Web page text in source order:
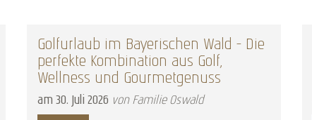
Golfurlaub im Bayerischen Wald – Die
perfekte Kombination aus Golf,
Wellness und Gourmetgenuss
am 30. Juli 2026 von Familie Oswald